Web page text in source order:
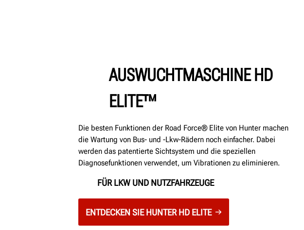
AUSWUCHTMASCHINE HD
ELITE™
Die besten Funktionen der Road Force® Elite von Hunter machen
die Wartung von Bus- und -Lkw-Rädern noch einfacher. Dabei
werden das patentierte Sichtsystem und die speziellen
Diagnosefunktionen verwendet, um Vibrationen zu eliminieren.
FÜR LKW UND NUTZFAHRZEUGE
ENTDECKEN SIE HUNTER HD ELITE